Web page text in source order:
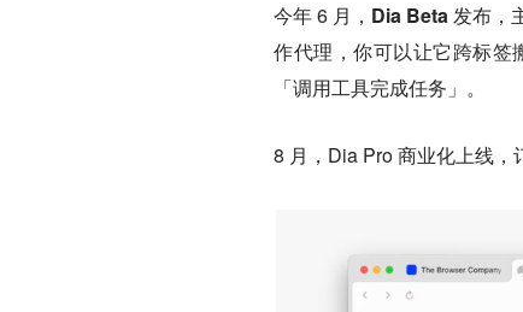
今年 6 月， Dia Beta 发布，
作代理，你可以让它跨标签
「调用工具完成任务」。
8 月，Dia Pro 商业化上线，